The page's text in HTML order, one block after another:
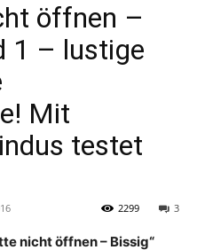
öffnen –
1 – lustige
Mit
testet
3
2299
nicht öffnen – Bissig“